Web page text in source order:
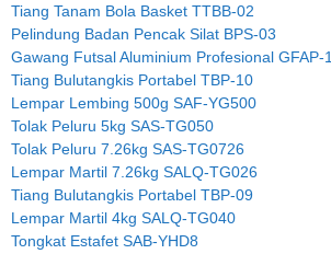
Tiang Tanam Bola Basket TTBB-02
Pelindung Badan Pencak Silat BPS-03
Gawang Futsal Aluminium Profesional GFAP-1
Tiang Bulutangkis Portabel TBP-10
Lempar Lembing 500g SAF-YG500
Tolak Peluru 5kg SAS-TG050
Tolak Peluru 7.26kg SAS-TG0726
Lempar Martil 7.26kg SALQ-TG026
Tiang Bulutangkis Portabel TBP-09
Lempar Martil 4kg SALQ-TG040
Tongkat Estafet SAB-YHD8